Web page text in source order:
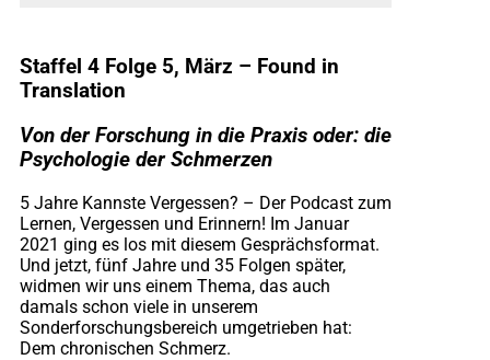
Staffel 4 Folge 5, März – Found in
Translation
Von der Forschung in die Praxis oder: die
Psychologie der Schmerzen
5 Jahre Kannste Vergessen? – Der Podcast zum
Lernen, Vergessen und Erinnern! Im Januar
2021 ging es los mit diesem Gesprächsformat.
Und jetzt, fünf Jahre und 35 Folgen später,
widmen wir uns einem Thema, das auch
damals schon viele in unserem
Sonderforschungsbereich umgetrieben hat:
Dem chronischen Schmerz.